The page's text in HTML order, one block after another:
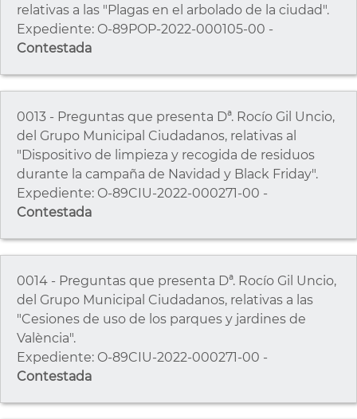
relativas a las "Plagas en el arbolado de la ciudad".
Expediente: O-89POP-2022-000105-00 -
Contestada
0013 - Preguntas que presenta Dª. Rocío Gil Uncio,
del Grupo Municipal Ciudadanos, relativas al
"Dispositivo de limpieza y recogida de residuos
durante la campaña de Navidad y Black Friday".
Expediente: O-89CIU-2022-000271-00 -
Contestada
0014 - Preguntas que presenta Dª. Rocío Gil Uncio,
del Grupo Municipal Ciudadanos, relativas a las
"Cesiones de uso de los parques y jardines de
València".
Expediente: O-89CIU-2022-000271-00 -
Contestada